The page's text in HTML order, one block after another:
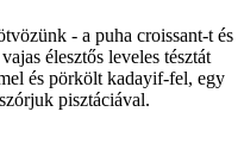
- a puha croissant-t és
élesztős leveles tésztát
és pörkölt kadayif-fel, egy
pisztáciával.